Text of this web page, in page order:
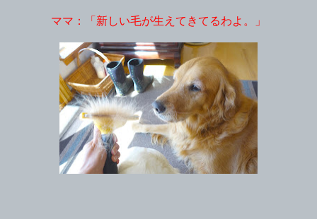
ママ：「新しい毛が生えてきてるわよ。」